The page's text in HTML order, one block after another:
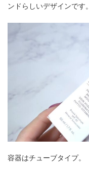
ンドらしいデザインです。
容器はチューブタイプ。